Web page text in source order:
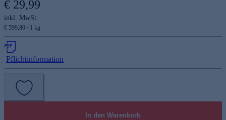
€ 29,99
inkl. MwSt.
€ 599,80 / 1 kg
Pflichtinformation
In den Warenkorb